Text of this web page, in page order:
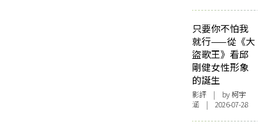
只要你不怕我
就行——從《大
盜歌王》看邱
剛健女性形象
的誕生
影評 | by 柯宇
涵 | 2026-07-28